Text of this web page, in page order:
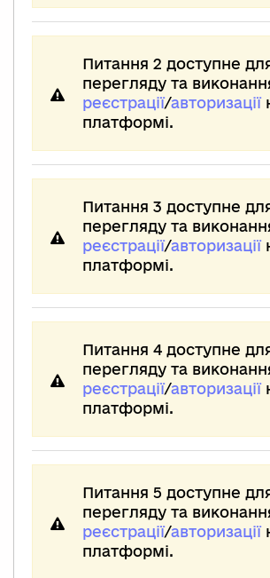
Питання 2 доступне
перегляду та
реєстрації/авторизації
платформі.
Питання 3 доступне
перегляду та
реєстрації/авторизації
платформі.
Питання 4 доступне
перегляду та
реєстрації/авторизації
платформі.
Питання 5 доступне
перегляду та
реєстрації/авторизації
платформі.